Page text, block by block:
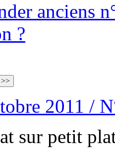
anciens
?
2011 /
sur petit